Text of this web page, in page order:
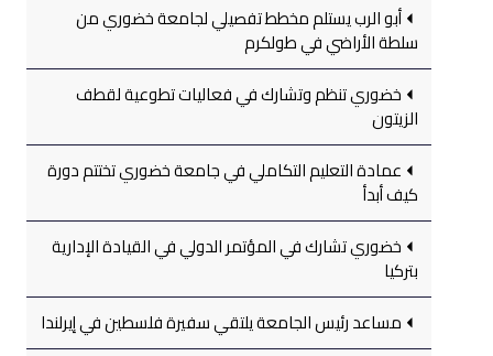
أبو الرب يستلم مخطط تفصيلي لجامعة خضوري من
سلطة الأراضي في طولكرم
خضوري تنظم وتشارك في فعاليات تطوعية لقطف
الزيتون
عمادة التعليم التكاملي في جامعة خضوري تختتم دورة
كيف أبدأ
خضوري تشارك في المؤتمر الدولي في القيادة الإدارية
بتركيا
مساعد رئيس الجامعة يلتقي سفيرة فلسطين في إيرلندا